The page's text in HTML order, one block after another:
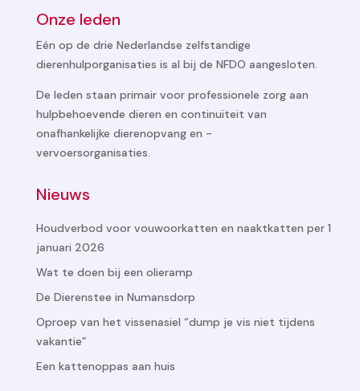
Onze leden
Eén op de drie Nederlandse zelfstandige
dierenhulporganisaties is al bij de NFDO aangesloten.
De leden staan primair voor professionele zorg aan
hulpbehoevende dieren en continuïteit van
onafhankelijke dierenopvang en -
vervoersorganisaties.
Nieuws
Houdverbod voor vouwoorkatten en naaktkatten per 1
januari 2026
Wat te doen bij een olieramp
De Dierenstee in Numansdorp
Oproep van het vissenasiel “dump je vis niet tijdens
vakantie”
Een kattenoppas aan huis